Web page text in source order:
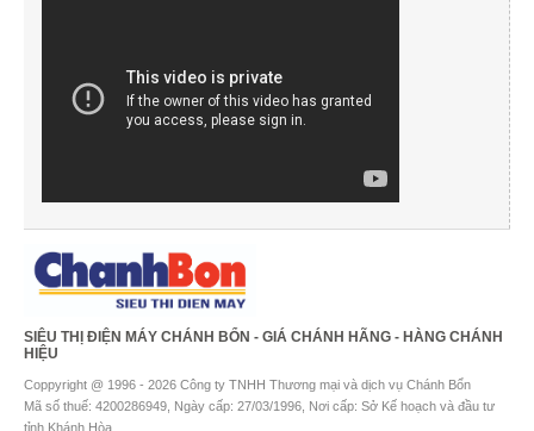
SIÊU THỊ ĐIỆN MÁY CHÁNH BỔN - GIÁ CHÁNH HÃNG - HÀNG CHÁNH
HIỆU
Coppyright @ 1996 - 2026 Công ty TNHH Thương mại và dịch vụ Chánh Bổn
Mã số thuế: 4200286949, Ngày cấp: 27/03/1996, Nơi cấp: Sở Kế hoạch và đầu tư
tỉnh Khánh Hòa